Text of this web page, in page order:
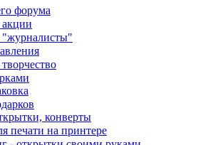
форума
конверты
на принтере